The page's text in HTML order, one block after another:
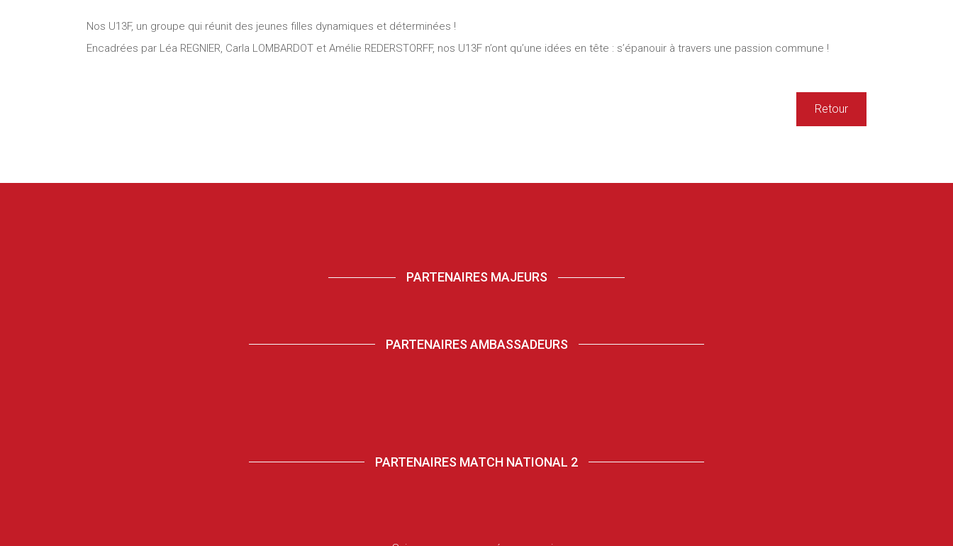
Nos U13F, un groupe qui réunit des jeunes filles dynamiques et déterminées !
Encadrées par Léa REGNIER, Carla LOMBARDOT et Amélie REDERSTORFF, nos U13F n’ont qu’une idées en tête : s’épanouir à travers une passion commune !
Retour
PARTENAIRES MAJEURS
PARTENAIRES AMBASSADEURS
PARTENAIRES MATCH NATIONAL 2